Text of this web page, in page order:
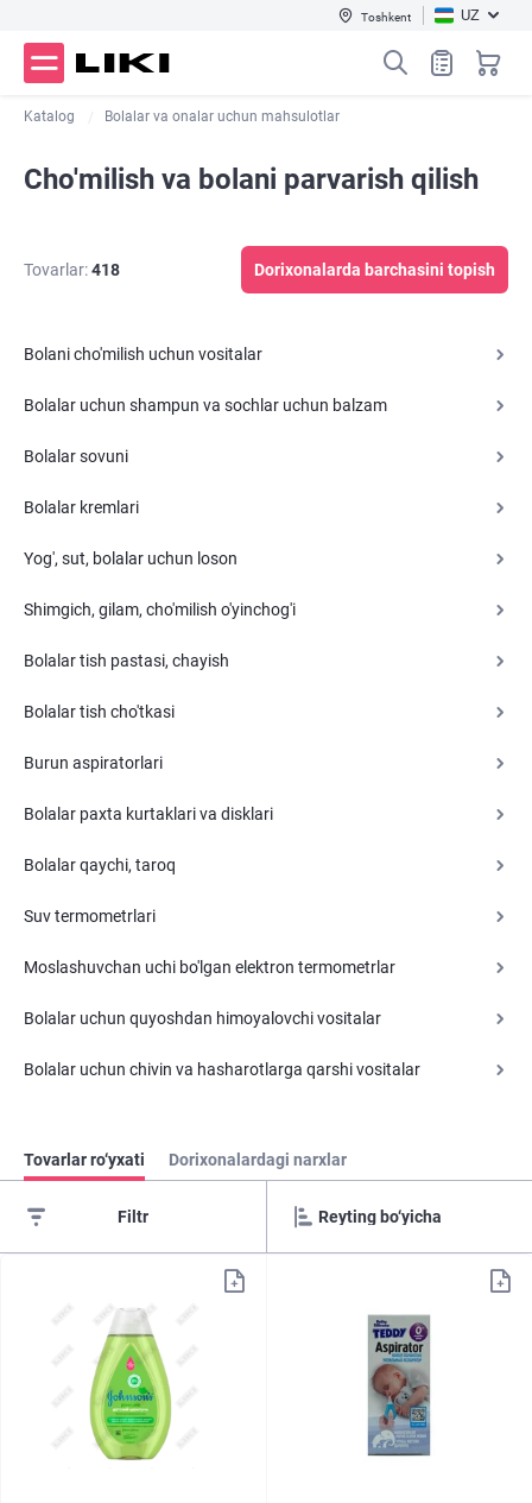
Toshkent UZ
Katalog Bolalar va onalar uchun mahsulotlar
Cho'milish va bolani parvarish qilish
Tovarlar:418 Dorixonalarda barchasini topish
Bolani cho'milish uchun vositalar
Bolalar uchun shampun va sochlar uchun balzam
Bolalar sovuni
Bolalar kremlari
Yog', sut, bolalar uchun loson
Shimgich, gilam, cho'milish o'yinchog'i
Bolalar tish pastasi, chayish
Bolalar tish cho'tkasi
Burun aspiratorlari
Bolalar paxta kurtaklari va disklari
Bolalar qaychi, taroq
Suv termometrlari
Moslashuvchan uchi bo'lgan elektron termometrlar
Bolalar uchun quyoshdan himoyalovchi vositalar
Bolalar uchun chivin va hasharotlarga qarshi vositalar
Tovarlar ro‘yxati Dorixonalardagi narxlar
Filtr